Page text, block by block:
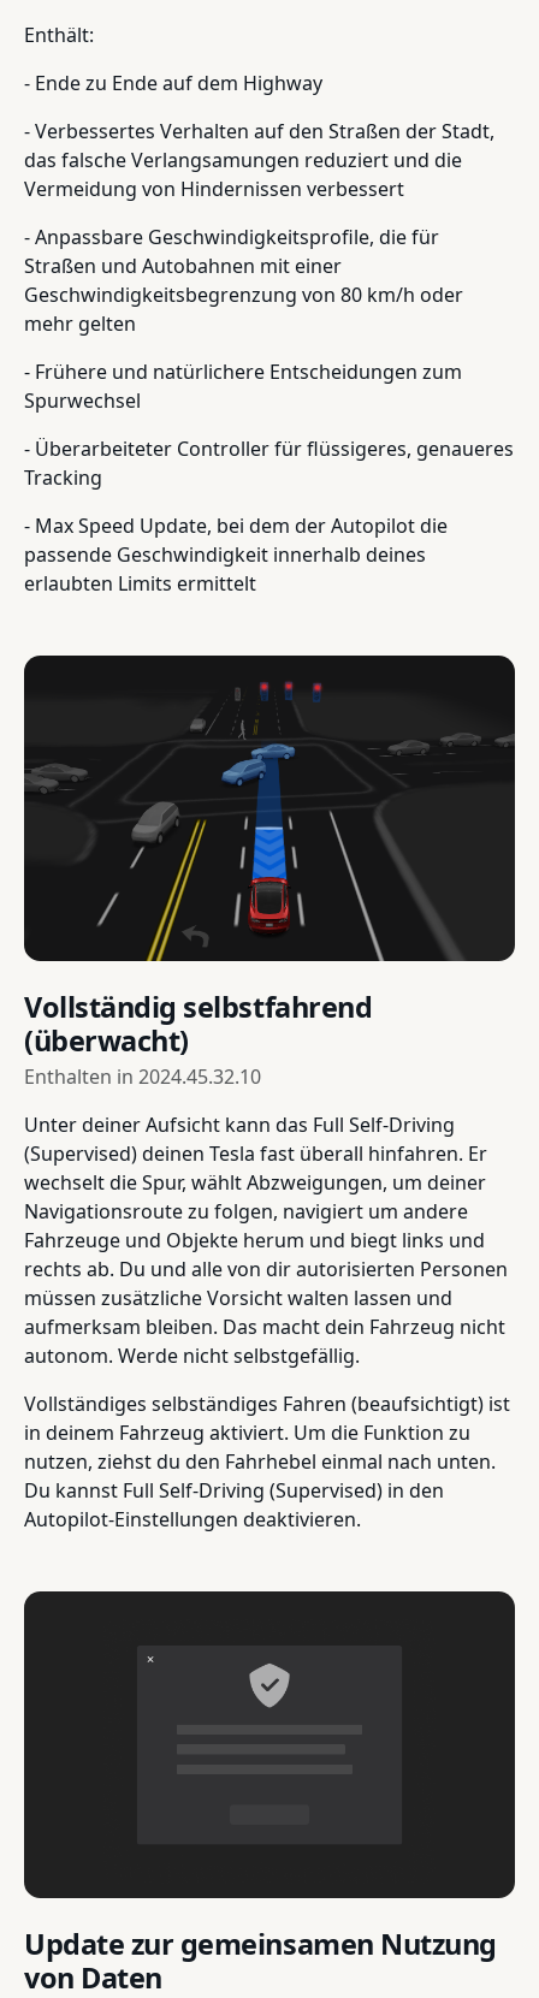
Enthält:
- Ende zu Ende auf dem Highway
- Verbessertes Verhalten auf den Straßen der Stadt,
das falsche Verlangsamungen reduziert und die
Vermeidung von Hindernissen verbessert
- Anpassbare Geschwindigkeitsprofile, die für
Straßen und Autobahnen mit einer
Geschwindigkeitsbegrenzung von 80 km/h oder
mehr gelten
- Frühere und natürlichere Entscheidungen zum
Spurwechsel
- Überarbeiteter Controller für flüssigeres, genaueres
Tracking
- Max Speed Update, bei dem der Autopilot die
passende Geschwindigkeit innerhalb deines
erlaubten Limits ermittelt
Vollständig selbstfahrend
(überwacht)
Enthalten in 2024.45.32.10
Unter deiner Aufsicht kann das Full Self-Driving
(Supervised) deinen Tesla fast überall hinfahren. Er
wechselt die Spur, wählt Abzweigungen, um deiner
Navigationsroute zu folgen, navigiert um andere
Fahrzeuge und Objekte herum und biegt links und
rechts ab. Du und alle von dir autorisierten Personen
müssen zusätzliche Vorsicht walten lassen und
aufmerksam bleiben. Das macht dein Fahrzeug nicht
autonom. Werde nicht selbstgefällig.
Vollständiges selbständiges Fahren (beaufsichtigt) ist
in deinem Fahrzeug aktiviert. Um die Funktion zu
nutzen, ziehst du den Fahrhebel einmal nach unten.
Du kannst Full Self-Driving (Supervised) in den
Autopilot-Einstellungen deaktivieren.
Update zur gemeinsamen Nutzung
von Daten